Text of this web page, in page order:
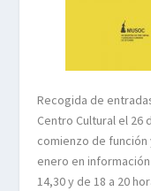
Recogida de
Centro Cultural el 26
comienzo de
enero en
14,30 y de 18 a 20